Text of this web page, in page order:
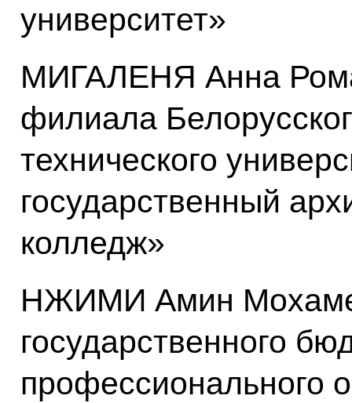
университет»
МИГАЛЕНЯ Анна
филиала
технического
государственный
колледж»
НЖИМИ Амин
государственного
профессионального